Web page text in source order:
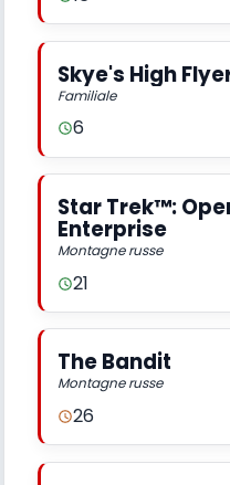
Skye's High
Familiale
6
Star Trek™:
Enterprise
Montagne russe
21
The Bandit
Montagne russe
26